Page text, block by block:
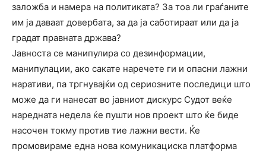
заложба и намера на политиката? За тоа ли граѓаните
им ја даваат довербата, за да ја саботираат или да ја
градат правната држава?
Јавноста се манипулира со дезинформации,
манипулации, ако сакате наречете ги и опасни лажни
наративи, па тргнувајќи од сериозните последици што
може да ги нанесат во јавниот дискурс Судот веќе
наредната недела ќе пушти нов проект што ќе биде
насочен токму против тие лажни вести. Ќе
промовираме една нова комуникациска платформа